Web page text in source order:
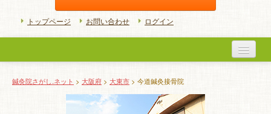
トップページ お問い合わせ ログイン
初めての方へ
鍼灸院さがし.ネット > 大阪府 > 大東市 > 今道鍼灸接骨院